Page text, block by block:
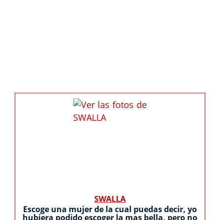
SWALLA
Escoge una mujer de la cual puedas decir, yo
hubiera podido escoger la mas bella, pero no